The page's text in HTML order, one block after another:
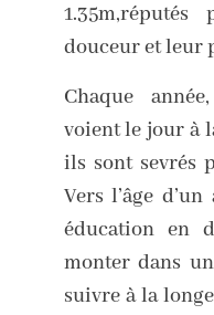
douceur et leur
Chaque
voient le jour à
ils sont sevrés
Vers l’âge
éducation en
monter dans
suivre à la